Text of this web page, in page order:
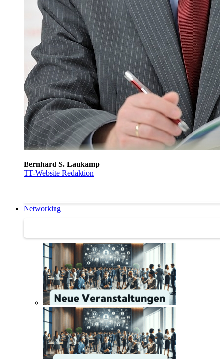
Bernhard S. Laukamp
TT-Website Redaktion
Networking